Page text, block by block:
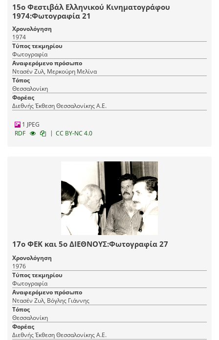
15ο Φεστιβάλ Ελληνικού Κινηματογράφου
1974:Φωτογραφία 21
Χρονολόγηση
1974
Τύπος τεκμηρίου
Φωτογραφία
Αναφερόμενο πρόσωπο
Ντασέν Ζυλ, Μερκούρη Μελίνα
Τόπος
Θεσσαλονίκη
Φορέας
Διεθνής Έκθεση Θεσσαλονίκης Α.Ε.
1 JPEG
RDF
| CC BY-NC 4.0
17ο ΦΕΚ και 5ο ΔΙΕΘΝΟΥΣ:Φωτογραφία 27
Χρονολόγηση
1976
Τύπος τεκμηρίου
Φωτογραφία
Αναφερόμενο πρόσωπο
Ντασέν Ζυλ, Βόγλης Γιάννης
Τόπος
Θεσσαλονίκη
Φορέας
Διεθνής Έκθεση Θεσσαλονίκης Α.Ε.